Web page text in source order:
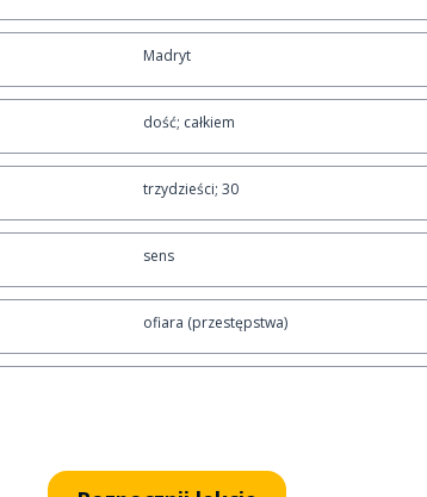
Madryt
dość; całkiem
trzydzieści; 30
sens
ofiara (przestępstwa)